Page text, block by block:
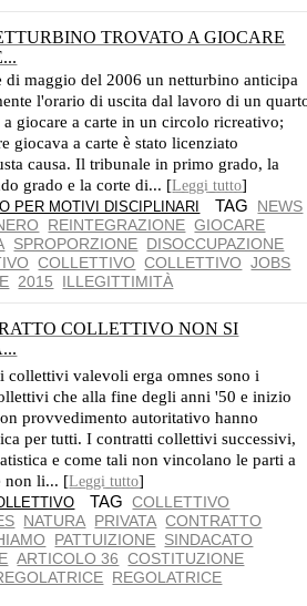
TROVATO A GIOCARE
di maggio del 2006 un netturbino anticipa
l'orario di uscita dal lavoro di un
a giocare a carte in un circolo ricreativo;
giocava a carte è stato licenziato
causa. Il tribunale in primo grado, la
grado e la corte di... [Leggi tutto]
PER MOTIVI DISCIPLINARI TAG NEWS
REINTEGRAZIONE GIOCARE
SPROPORZIONE DISOCCUPAZIONE
COLLETTIVO COLLETTIVO JOBS
2015 ILLEGITTIMITÀ
COLLETTIVO NON SI
collettivi valevoli erga omnes sono i
che alla fine degli anni '50 e inizio
provvedimento autoritativo hanno
per tutti. I contratti collettivi successivi,
e come tali non vincolano le parti a
non li... [Leggi tutto]
TAGCOLLETTIVO
NATURA PRIVATA CONTRATTO
PATTUIZIONE SINDACATO
ARTICOLO 36 COSTITUZIONE
REGOLATRICE